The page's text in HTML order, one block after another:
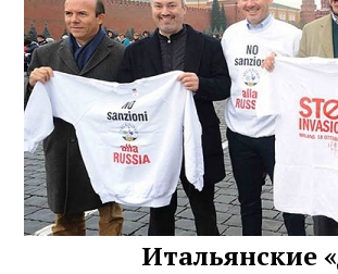
Итальянские